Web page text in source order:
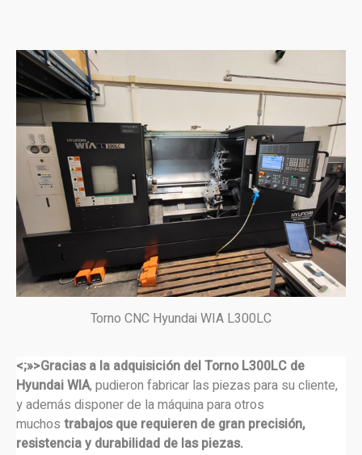
Torno CNC Hyundai WIA L300LC
<;»>Gracias a la adquisición del Torno L300LC de
Hyundai WIA, pudieron fabricar las piezas para su cliente,
y además disponer de la máquina para otros
muchos trabajos que requieren de gran precisión,
resistencia y durabilidad de las piezas.